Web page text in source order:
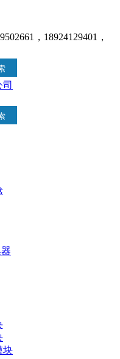
，18924129401，
块